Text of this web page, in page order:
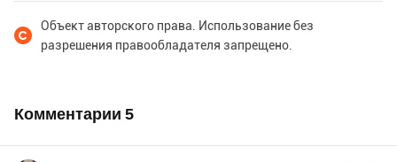
Объект авторского права. Использование без
разрешения правообладателя запрещено.
Комментарии 5